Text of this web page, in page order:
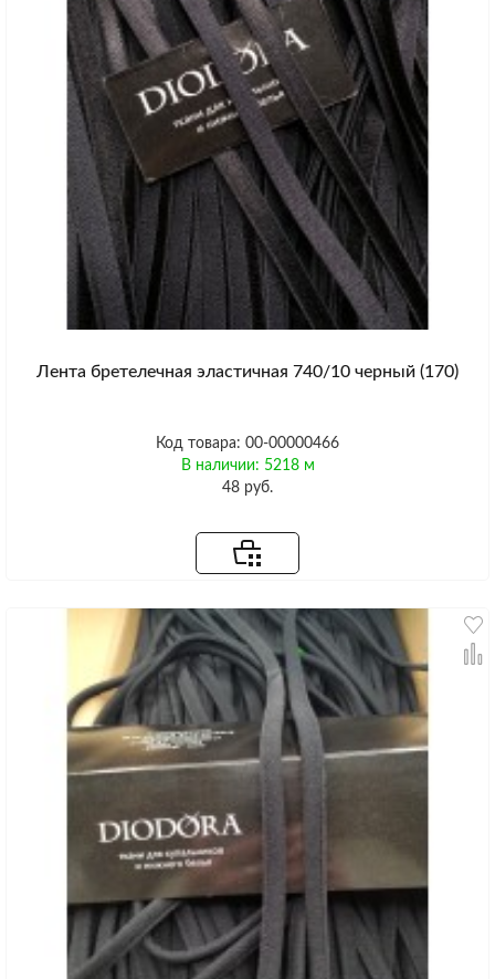
Лента бретелечная эластичная 740/10 черный (170)
Код товара: 00-00000466
В наличии: 5218 м
48 руб.